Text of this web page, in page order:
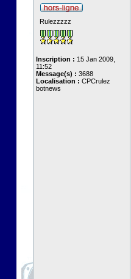
Rulezzzzz
Inscription : 15 Jan 2009,
11:52
Message(s) : 3688
Localisation : CPCrulez
botnews